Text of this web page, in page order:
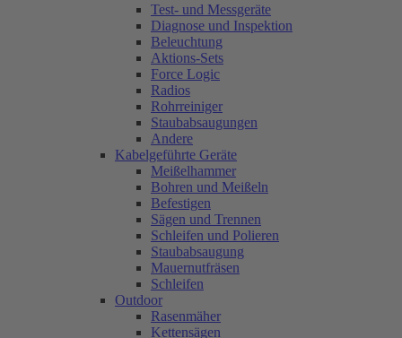
Test- und Messgeräte
Diagnose und Inspektion
Beleuchtung
Aktions-Sets
Force Logic
Radios
Rohrreiniger
Staubabsaugungen
Andere
Kabelgeführte Geräte
Meißelhammer
Bohren und Meißeln
Befestigen
Sägen und Trennen
Schleifen und Polieren
Staubabsaugung
Mauernutfräsen
Schleifen
Outdoor
Rasenmäher
Kettensägen